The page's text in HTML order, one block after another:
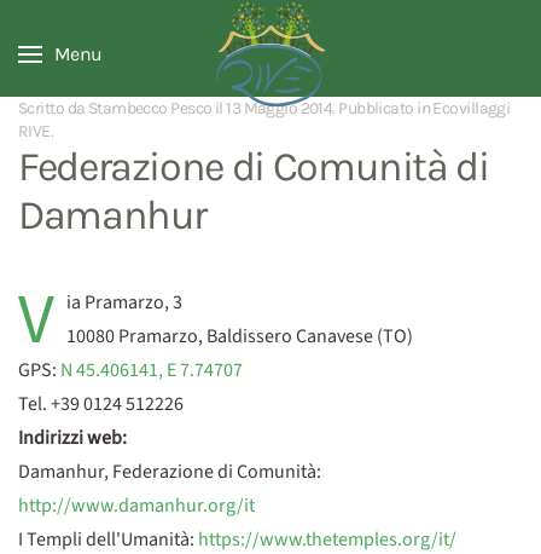
Menu
Scritto da Stambecco Pesco il 13 Maggio 2014. Pubblicato inEcovillaggi
RIVE.
Federazione di Comunità di
Damanhur
V ia Pramarzo, 3
10080 Pramarzo, Baldissero Canavese (TO)
GPS: N 45.406141, E 7.74707
Tel. +39 0124 512226
Indirizzi web:
Damanhur, Federazione di Comunità:
http://www.damanhur.org/it
I Templi dell'Umanità: https://www.thetemples.org/it/